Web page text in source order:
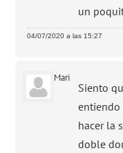
un
04/07/2020 a las 15:27
Mari
Siento
entiendo
hacer la
doble